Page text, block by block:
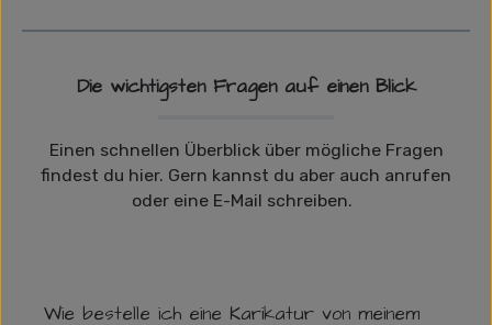
Die wichtigsten Fragen auf einen Blick
Einen schnellen Überblick über mögliche Fragen
findest du hier. Gern kannst du aber auch anrufen
oder eine E-Mail schreiben.
Wie bestelle ich eine Karikatur von meinem